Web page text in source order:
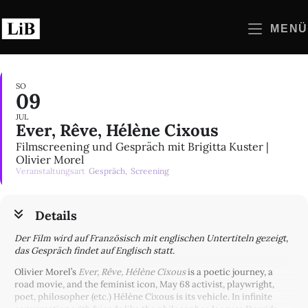
Inhalt
springen
MENÜ
SO
09
JUL
Ever, Rêve, Hélène Cixous
Filmscreening und Gespräch mit Brigitta Kuster |
Olivier Morel
Veranstaltungsart Gespräch, Screening
Details
Der Film wird auf Französisch mit englischen Untertiteln gezeigt,
das Gespräch findet auf Englisch statt.
Olivier Morel’s Ever, Rêve, Hélène Cixousis a poetic journey, a
road movie, and the feminist icon, May 68 activist, playwright,
poet, philosopher (etc.) Hélène Cixous is its vehicle. In infinite